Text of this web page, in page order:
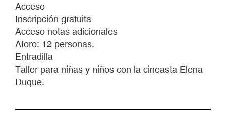
EL
CINE,
DESCUBRIR
EL
MUNDO.
INVENTAR
Acceso
Inscripción gratuita
Acceso notas adicionales
Aforo: 12 personas.
Entradilla
Taller para niñas y niños con la cineasta Elena
Duque.